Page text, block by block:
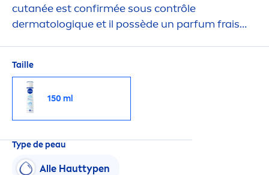
cutanée est confirmée sous contrôle
dermatologique et il possède un parfum frais
Taille
150 ml
Type de peau
Alle Hauttypen